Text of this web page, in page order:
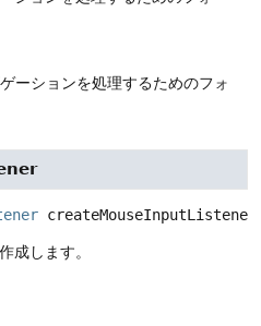
ーションを処理するためのフォ
createMouseInputListener
成します。